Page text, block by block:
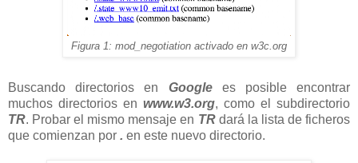
Figura 1: mod_negotiation activado en w3c.org
Buscando directorios en Googlees posible encontrar
muchos directorios en www.w3.org, como el subdirectorio
TR. Probar el mismo mensaje en TRdará la lista de ficheros
que comienzan por . en este nuevo directorio.